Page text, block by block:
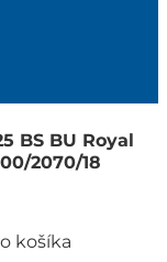
BS BU Royal
2070/18
košíka